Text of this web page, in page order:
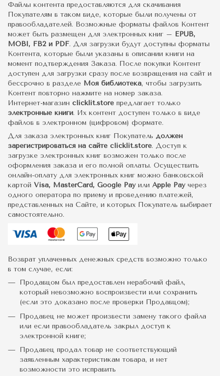
Файлы контента предоставляются для скачивания
Покупателям в таком виде, которые были получены от
правообладателей. Возможные форматы файлов Контент
может быть размещен для электронных книг – EPUB,
MOBI, FB2 и PDF. Для загрузки будут доступны форматы
Контента, которые были указаны в описании книги на
момент подтверждения Заказа. После покупки Контент
доступен для загрузки сразу после возвращения на сайт и
бессрочно в разделе Моя библиотека, чтобы загрузить
Контент повторно нажмите на номер заказа.
Интернет-магазин clicklit.store предлагает только
электронные книги. Их контент доступен только в виде
файлов в электронном (цифровом) формате.
Для заказа электронных книг Покупатель должен
зарегистрироваться на сайте clicklit.store. Доступ к
загрузке электронных книг возможен только после
оформления заказа и его полной оплаты. Осуществить
онлайн-оплату для электронных книг можно банковской
картой Visa, MasterCard, Google Pay или Apple Payчерез
одного оператора по приему и проведению платежей,
представленных на Сайте, и которых Покупатель выбирает
самостоятельно.
Возврат уплаченных денежных средств возможно только
в том случае, если:
Продавцом был предоставлен нерабочий файл,
который невозможно воспроизвести или сохранить
(если это доказано после проверки Продавцом);
Продавец не может произвести замену такого файла
или если правообладатель закрыл доступ к
электронной книге;
Продавец продал товар не соответствующий
заявленным характеристикам товара, и нет
возможности это исправить